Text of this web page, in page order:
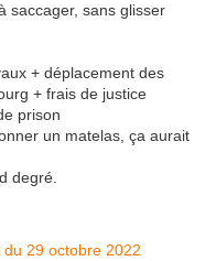
saccager, sans glisser
+ déplacement des
+ frais de justice
prison
un matelas, ça aurait
degré.